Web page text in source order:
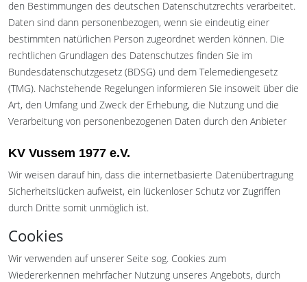
den Bestimmungen des deutschen Datenschutzrechts verarbeitet.
Daten sind dann personenbezogen, wenn sie eindeutig einer
bestimmten natürlichen Person zugeordnet werden können. Die
rechtlichen Grundlagen des Datenschutzes finden Sie im
Bundesdatenschutzgesetz (BDSG) und dem Telemediengesetz
(TMG). Nachstehende Regelungen informieren Sie insoweit über die
Art, den Umfang und Zweck der Erhebung, die Nutzung und die
Verarbeitung von personenbezogenen Daten durch den Anbieter
KV Vussem 1977 e.V.
Wir weisen darauf hin, dass die internetbasierte Datenübertragung
Sicherheitslücken aufweist, ein lückenloser Schutz vor Zugriffen
durch Dritte somit unmöglich ist.
Cookies
Wir verwenden auf unserer Seite sog. Cookies zum
Wiedererkennen mehrfacher Nutzung unseres Angebots, durch